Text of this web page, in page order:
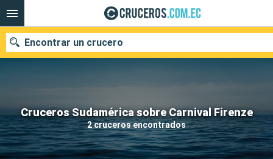
Cruceros Sudamérica sobre Carnival Firenze
2 cruceros encontrados
Encontrar un crucero
Nuestros destinos
Fecha de salida